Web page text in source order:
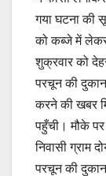
e
b
o
o
k
गया घटना की
को कब्जे में
शुक्रवार को
परचून की
करने की खबर
पहुँची। मौके
निवासी ग्राम
परचून की